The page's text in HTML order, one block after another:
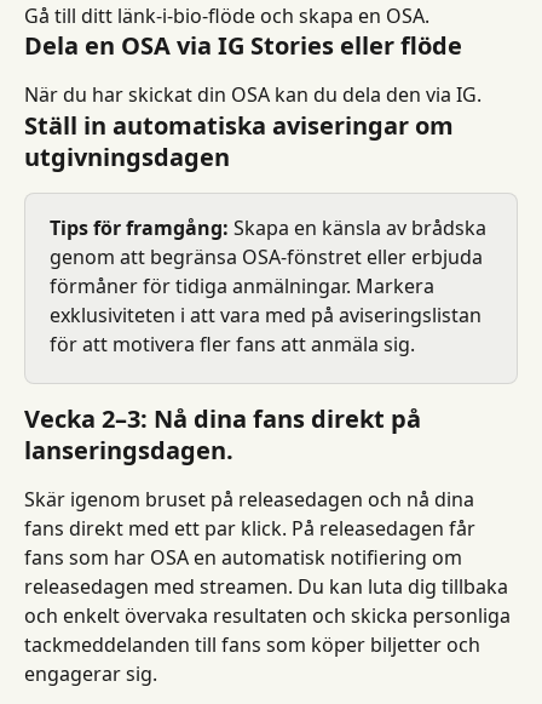
Gå till ditt länk-i-bio-flöde och skapa en OSA.
Dela en OSA via IG Stories eller flöde
När du har skickat din OSA kan du dela den via IG.
Ställ in automatiska aviseringar om
utgivningsdagen
Tips för framgång: Skapa en känsla av brådska
genom att begränsa OSA-fönstret eller erbjuda
förmåner för tidiga anmälningar. Markera
exklusiviteten i att vara med på aviseringslistan
för att motivera fler fans att anmäla sig.
Vecka 2–3: Nå dina fans direkt på
lanseringsdagen.
Skär igenom bruset på releasedagen och nå dina
fans direkt med ett par klick. På releasedagen får
fans som har OSA en automatisk notifiering om
releasedagen med streamen. Du kan luta dig tillbaka
och enkelt övervaka resultaten och skicka personliga
tackmeddelanden till fans som köper biljetter och
engagerar sig.